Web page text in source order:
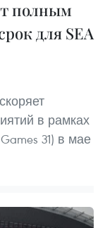
полным
для SEA
в рамках
31) в мае